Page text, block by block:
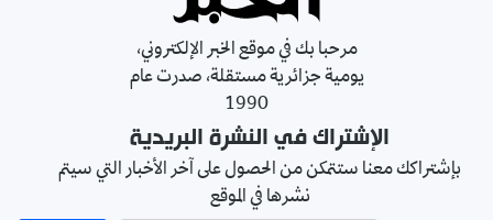
مرحبا بك في موقع الخبر الإلكتروني،
يومية جزائرية مستقلة، صدرت عام
1990
الإشتراك في النشرة البريدية
بإشتراكك معنا ستتمكن من الحصول على آخر الأخبار التي سيتم
نشرها في الموقع